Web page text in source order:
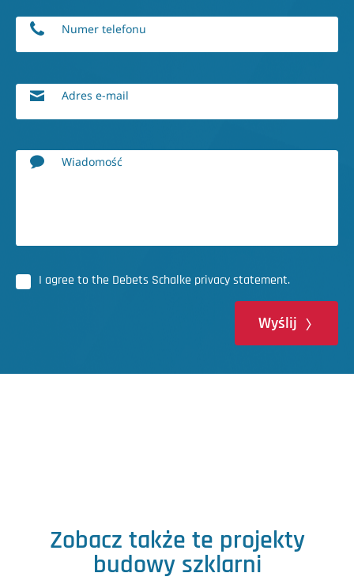
Numer telefonu
Adres e-mail
Wiadomość
I agree to the Debets Schalke privacy statement.
Wyślij
Zobacz także te projekty
budowy szklarni